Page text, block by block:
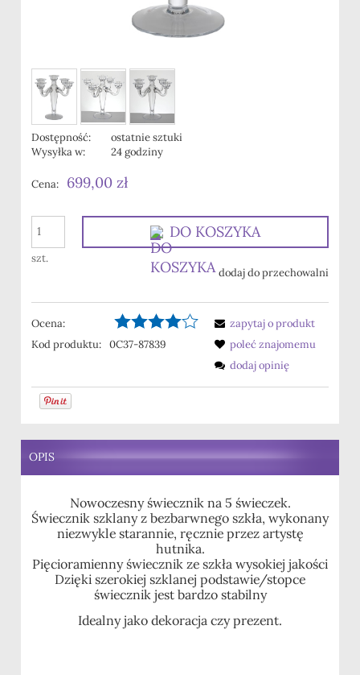
Dostępność:
ostatnie sztuki
Wysyłka w:
24 godziny
Cena: 699,00 zł
szt.
DO KOSZYKA
dodaj do przechowalni
Ocena:
Kod produktu:
0C37-87839
zapytaj o produkt
poleć znajomemu
dodaj opinię
OPIS
Nowoczesny świecznik na 5 świeczek.
Świecznik szklany z bezbarwnego szkła, wykonany
niezwykle starannie, ręcznie przez artystę
hutnika.
Pięcioramienny świecznik ze szkła wysokiej jakości
Dzięki szerokiej szklanej podstawie/stopce
świecznik jest bardzo stabilny
Idealny jako dekoracja czy prezent.